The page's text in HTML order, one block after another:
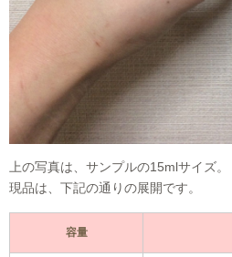
上の写真は、サンプルの15mlサイズ。
現品は、下記の通りの展開です。
容量